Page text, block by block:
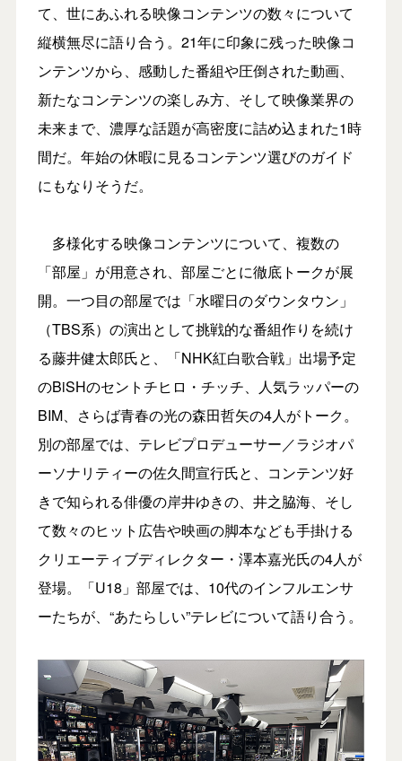
て、世にあふれる映像コンテンツの数々について
縦横無尽に語り合う。21年に印象に残った映像コ
ンテンツから、感動した番組や圧倒された動画、
新たなコンテンツの楽しみ方、そして映像業界の
未来まで、濃厚な話題が高密度に詰め込まれた1時
間だ。年始の休暇に見るコンテンツ選びのガイド
にもなりそうだ。
多様化する映像コンテンツについて、複数の
「部屋」が用意され、部屋ごとに徹底トークが展
開。一つ目の部屋では「水曜日のダウンタウン」
（TBS系）の演出として挑戦的な番組作りを続け
る藤井健太郎氏と、「NHK紅白歌合戦」出場予定
のBiSHのセントチヒロ・チッチ、人気ラッパーの
BIM、さらば青春の光の森田哲矢の4人がトーク。
別の部屋では、テレビプロデューサー／ラジオパ
ーソナリティーの佐久間宣行氏と、コンテンツ好
きで知られる俳優の岸井ゆきの、井之脇海、そし
て数々のヒット広告や映画の脚本なども手掛ける
クリエーティブディレクター・澤本嘉光氏の4人が
登場。「U18」部屋では、10代のインフルエンサ
ーたちが、“あたらしい”テレビについて語り合う。